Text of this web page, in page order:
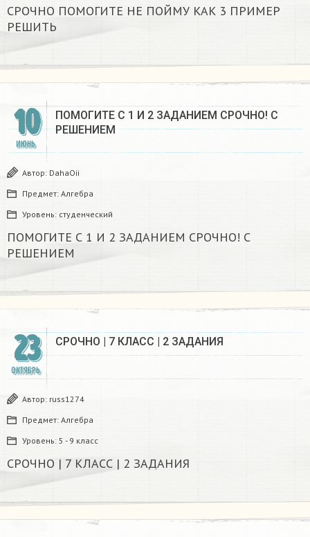
СРОЧНО ПОМОГИТЕ НЕ ПОЙМУ КАК 3 ПРИМЕР
РЕШИТЬ ​
10
ИЮНЬ
ПОМОГИТЕ С 1 И 2 ЗАДАНИЕМ СРОЧНО! С
РЕШЕНИЕМ
Автор: DahaOii
Предмет: Алгебра
Уровень: студенческий
ПОМОГИТЕ С 1 И 2 ЗАДАНИЕМ СРОЧНО! С
РЕШЕНИЕМ
23
ОКТЯБРЬ
СРОЧНО | 7 КЛАСС | 2 ЗАДАНИЯ
Автор: russ1274
Предмет: Алгебра
Уровень: 5 - 9 класс
СРОЧНО | 7 КЛАСС | 2 ЗАДАНИЯ